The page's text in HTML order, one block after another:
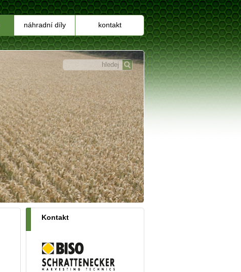
náhradní díly kontakt
Kontakt